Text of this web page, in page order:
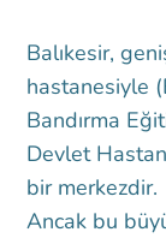
Balıkesir,
hastanesiyle
Bandırma
Devlet
bir merkezdir.
Ancak bu